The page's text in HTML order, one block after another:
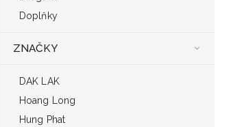
Doplňky
ZNAČKY
DAK LAK
Hoang Long
Hung Phat